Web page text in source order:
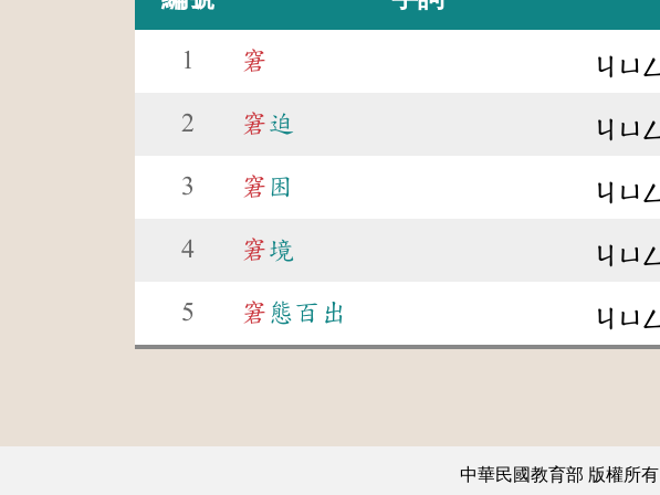
1 窘 ㄐㄩㄥ
2 窘迫 ㄐㄩㄥ
3 窘 困 ㄐㄩㄥ
4 窘境 ㄐㄩㄥ
5 窘 態百出 ㄐㄩㄥ
中華民國教育部 版權所有